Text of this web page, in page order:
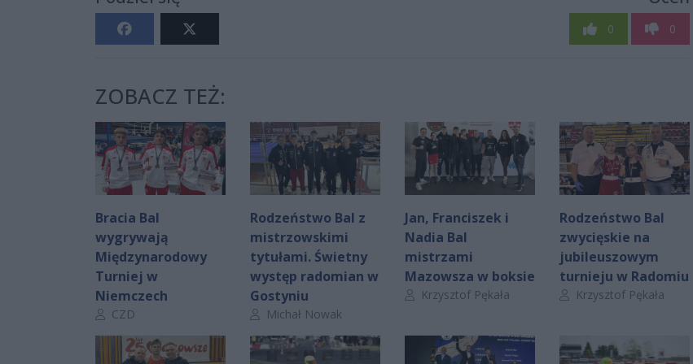
0 0
ZOBACZ TEŻ:
Bracia Bal
wygrywają
Międzynarodowy
Turniej w
Niemczech
Autor artykułu:
CZD
Rodzeństwo Bal z
mistrzowskimi
tytułami. Świetny
występ radomian w
Gostyniu
Autor artykułu:
Michał Nowak
Jan, Franciszek i
Nadia Bal
mistrzami
Mazowsza w boksie
Autor artykułu:
Krzysztof Pękała
Rodzeństwo Bal
zwycięskie na
jubileuszowym
turnieju w Radomiu
Autor artykułu:
Krzysztof Pękała